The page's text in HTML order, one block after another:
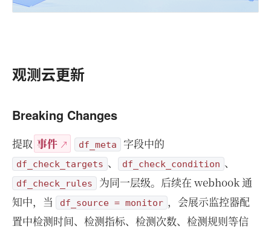
观测云更新
Breaking Changes
提取 事件 df_meta 字段中的
df_check_targets 、 df_check_condition 、
df_check_rules
为同一层级。后续在 webhook 通
知中，当
df_source = monitor ，会展示监控器配
置中检测时间、检测指标、检测次数、检测规则等信